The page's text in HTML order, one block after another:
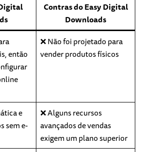
Contras do Easy Digital
Downloads
então
❌ Não foi projetado para
vender produtos físicos
e
sem e-
❌ Alguns recursos
avançados de vendas
exigem um plano superior